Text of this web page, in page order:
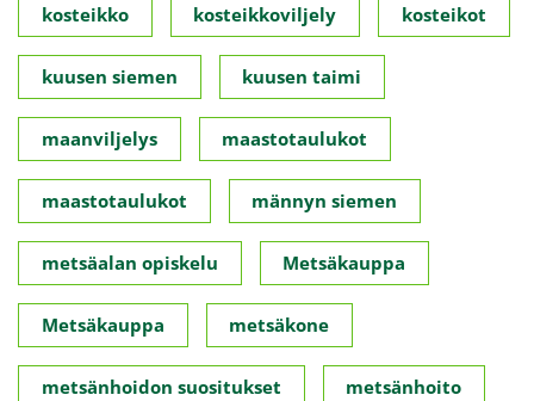
kosteikko kosteikkoviljely kosteikot
kuusen siemen kuusen taimi
maanviljelys maastotaulukot
maastotaulukot männyn siemen
metsäalan opiskelu Metsäkauppa
Metsäkauppa metsäkone
metsänhoidon suositukset metsänhoito